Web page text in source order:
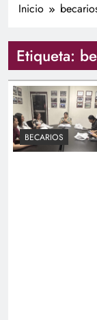
Inicio
Etiqueta:
BECARIOS